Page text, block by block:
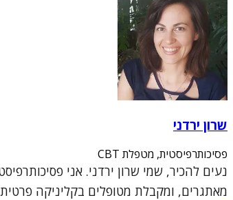
שרון ירדני
פסיכותרפיסטית, מטפלת CBT
מאתגרים, ומקבלת מטופלים בקליניקה